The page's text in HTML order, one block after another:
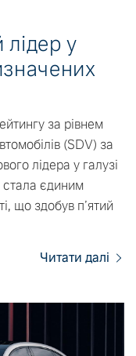
лідер у
за рівнем
(SDV) за
лідера у галузі
стала єдиним
що здобув п’ятий
Читати далі